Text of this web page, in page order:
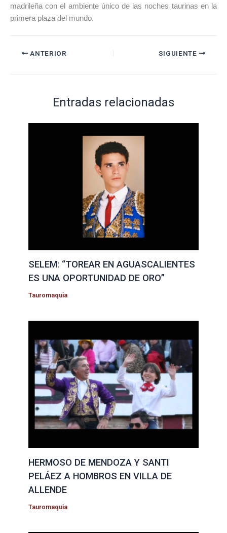
madrileña con el ambiente único de las noches taurinas en la
primera plaza del mundo.
ANTERIOR SIGUIENTE
Entradas relacionadas
SELEM: “TOREAR EN AGUASCALIENTES
ES UNA OPORTUNIDAD DE ORO”
Tauromaquia
HERMOSO DE MENDOZA Y SANTI
PELÁEZ A HOMBROS EN VILLA DE
ALLENDE
Tauromaquia